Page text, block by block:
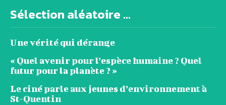
Sélection aléatoire ...
Une vérité qui dérange
« Quel avenir pour l’espèce humaine ? Quel
futur pour la planète ? »
Le ciné parle aux jeunes d’environnement à
St-Quentin